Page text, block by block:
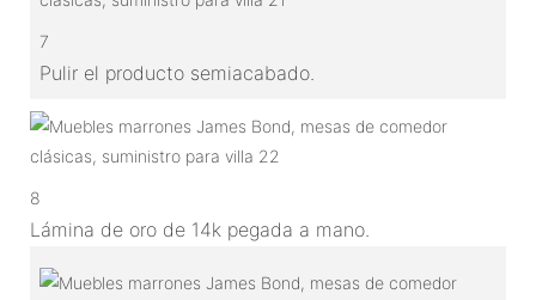
7
Pulir el producto semiacabado.
8
Lámina de oro de 14k pegada a mano.